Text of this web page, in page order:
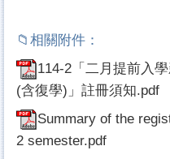
114-2「二月提前入
(含復學)」註冊須知.pdf
Summary of the
2 semester.pdf